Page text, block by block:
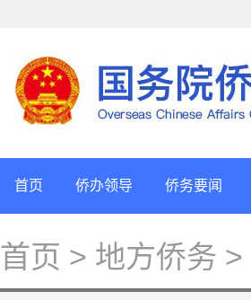
首页 侨办领导 侨务要闻
首页 > 地方侨务 >